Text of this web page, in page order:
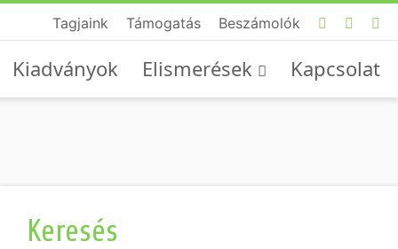
Tagjaink Támogatás Beszámolók
Kiadványok Elismerések Kapcsolat
Keresés